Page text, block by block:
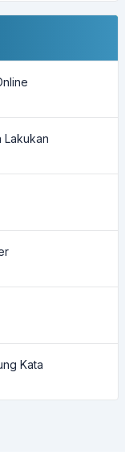
Lakukan
Kata